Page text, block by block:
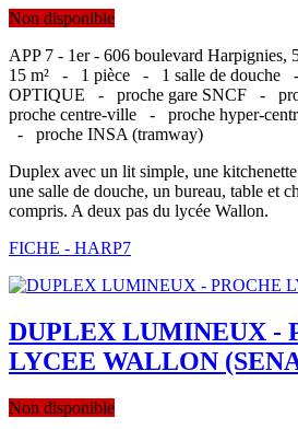
Non disponible
APP 7 - 1er - 606 boulevard
15 m² - 1 pièce - 1 salle de douche
OPTIQUE - proche gare SNCF -
proche centre-ville - proche hyper-
- proche INSA (tramway)
Duplex avec un lit simple, une
une salle de douche, un bureau, table et
compris. A deux pas du lycée Wallon.
FICHE - HARP7
DUPLEX LUMINEUX -
LYCEE WALLON
Non disponible